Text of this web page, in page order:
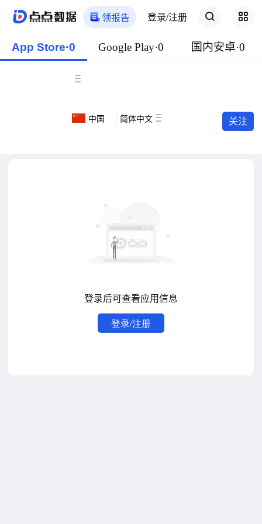
领报告 登录/注册
App Store·0 Google Play·0 国内安卓·0
中国 简体中文 关注
登录后可查看应用信息
登录/注册